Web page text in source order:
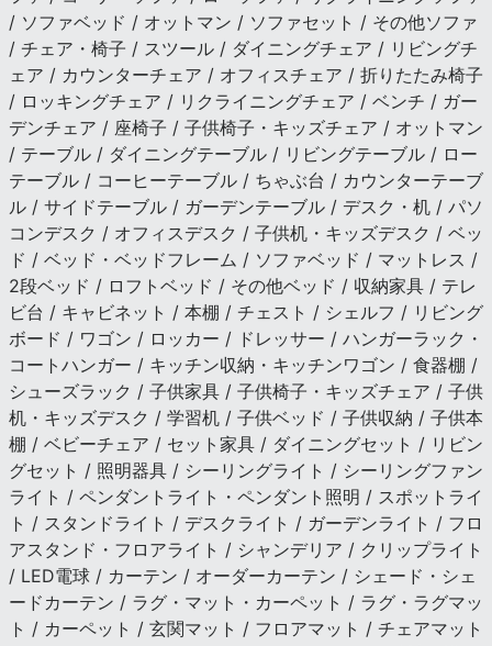
/ ソファベッド / オットマン / ソファセット / その他ソファ
/ チェア・椅子 / スツール / ダイニングチェア / リビングチ
ェア / カウンターチェア / オフィスチェア / 折りたたみ椅子
/ ロッキングチェア / リクライニングチェア / ベンチ / ガー
デンチェア / 座椅子 / 子供椅子・キッズチェア / オットマン
/ テーブル / ダイニングテーブル / リビングテーブル / ロー
テーブル / コーヒーテーブル / ちゃぶ台 / カウンターテーブ
ル / サイドテーブル / ガーデンテーブル / デスク・机 / パソ
コンデスク / オフィスデスク / 子供机・キッズデスク / ベッ
ド / ベッド・ベッドフレーム / ソファベッド / マットレス /
2段ベッド / ロフトベッド / その他ベッド / 収納家具 / テレ
ビ台 / キャビネット / 本棚 / チェスト / シェルフ / リビング
ボード / ワゴン / ロッカー / ドレッサー / ハンガーラック・
コートハンガー / キッチン収納・キッチンワゴン / 食器棚 /
シューズラック / 子供家具 / 子供椅子・キッズチェア / 子供
机・キッズデスク / 学習机 / 子供ベッド / 子供収納 / 子供本
棚 / ベビーチェア / セット家具 / ダイニングセット / リビン
グセット / 照明器具 / シーリングライト / シーリングファン
ライト / ペンダントライト・ペンダント照明 / スポットライ
ト / スタンドライト / デスクライト / ガーデンライト / フロ
アスタンド・フロアライト / シャンデリア / クリップライト
/ LED電球 / カーテン / オーダーカーテン / シェード・シェ
ードカーテン / ラグ・マット・カーペット / ラグ・ラグマッ
ト / カーペット / 玄関マット / フロアマット / チェアマット